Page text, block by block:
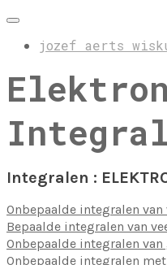
jozef aerts
Integralen :
Onbepaalde integralen
Bepaalde integralen van
Onbepaalde integralen
Onbepaalde integralen